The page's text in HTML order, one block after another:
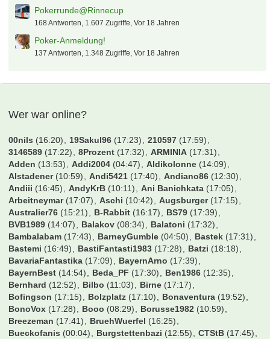
Heiße Themen
Tooor.de präsentiert: Rinnecup 2008
4.881 Antworten, 47.211 Zugriffe, Vor 18 Jahren
468 Antworten, 5.449 Zugriffe, Vor 18 Jahren
257 Antworten, 2.925 Zugriffe, Vor 18 Jahren
Fahrgemeinschaften RinneCup
240 Antworten, 3.623 Zugriffe, Vor 18 Jahren
Fotobuch Bestellthread
166 Antworten, 2.521 Zugriffe, Vor 17 Jahren
Übernachtung beim Rinnecup
168 Antworten, 2.007 Zugriffe, Vor 18 Jahren
Rinnecup T-Shirts
159 Antworten, 2.039 Zugriffe, Vor 18 Jahren
Pokerrunde@Rinnecup
168 Antworten, 1.607 Zugriffe, Vor 18 Jahren
Poker-Anmeldung!
137 Antworten, 1.348 Zugriffe, Vor 18 Jahren